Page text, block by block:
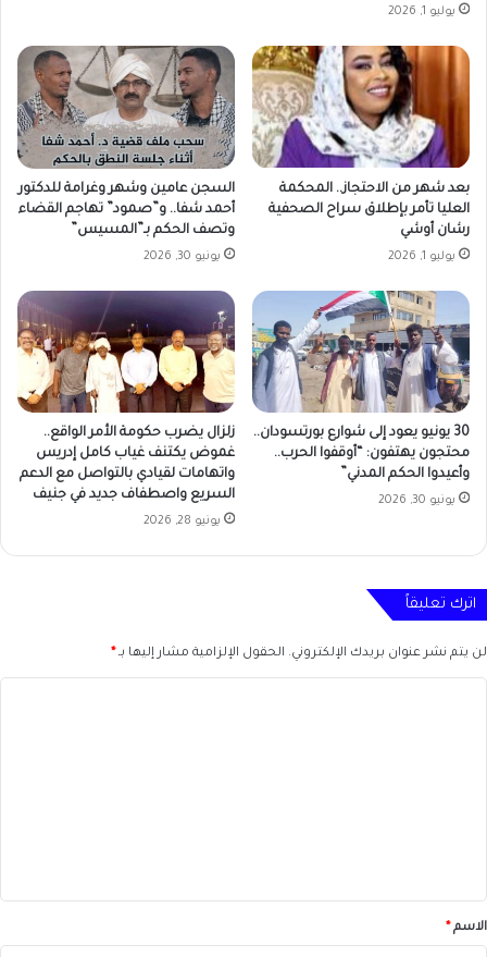
يوليو 1, 2026
بعد شهر من الاحتجاز.. المحكمة
العليا تأمر بإطلاق سراح الصحفية
رشان أوشي
يوليو 1, 2026
السجن عامين وشهر وغرامة للدكتور
أحمد شفا.. و”صمود” تهاجم القضاء
وتصف الحكم بـ”المسيس”
يونيو 30, 2026
30 يونيو يعود إلى شوارع بورتسودان..
محتجون يهتفون: “أوقفوا الحرب..
وأعيدوا الحكم المدني”
يونيو 30, 2026
زلزال يضرب حكومة الأمر الواقع..
غموض يكتنف غياب كامل إدريس
واتهامات لقيادي بالتواصل مع الدعم
السريع واصطفاف جديد في جنيف
يونيو 28, 2026
اترك تعليقاً
لن يتم نشر عنوان بريدك الإلكتروني. الحقول الإلزامية مشار إليها بـ *
*الاسم *